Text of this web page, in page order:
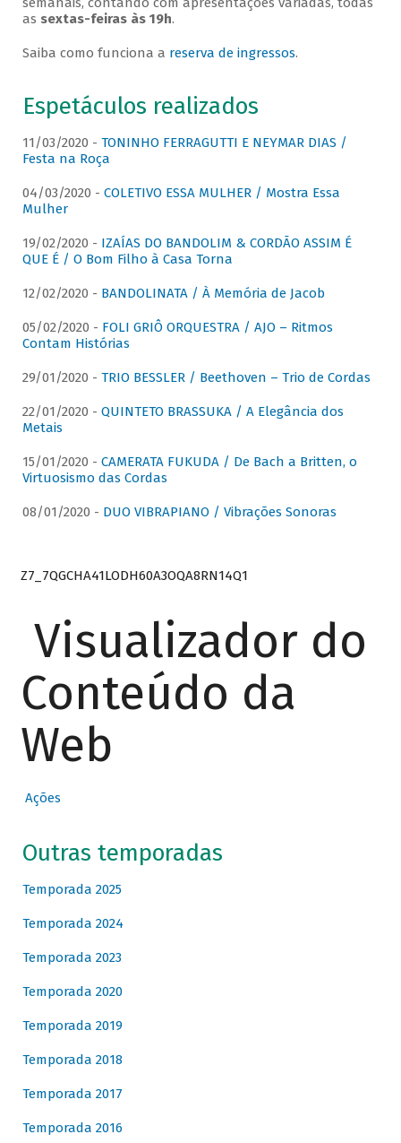
as sextas-feiras às 19h.
Saiba como funciona a reserva de ingressos.
Espetáculos realizados
11/03/2020 - TONINHO FERRAGUTTI E NEYMAR DIAS /
Festa na Roça
04/03/2020 - COLETIVO ESSA MULHER / Mostra Essa
Mulher
19/02/2020 - IZAÍAS DO BANDOLIM & CORDÃO ASSIM É
QUE É / O Bom Filho à Casa Torna
12/02/2020 - BANDOLINATA / À Memória de Jacob
05/02/2020 - FOLI GRIÔ ORQUESTRA / AJO – Ritmos
Contam Histórias
29/01/2020 - TRIO BESSLER / Beethoven – Trio de Cordas
22/01/2020 - QUINTETO BRASSUKA / A Elegância dos
Metais
15/01/2020 - CAMERATA FUKUDA / De Bach a Britten, o
Virtuosismo das Cordas
08/01/2020 - DUO VIBRAPIANO / Vibrações Sonoras
Z7_7QGCHA41LODH60A3OQA8RN14Q1
Visualizador do
Conteúdo da
Web
Ações
Outras temporadas
Temporada 2025
Temporada 2024
Temporada 2023
Temporada 2020
Temporada 2019
Temporada 2018
Temporada 2017
Temporada 2016